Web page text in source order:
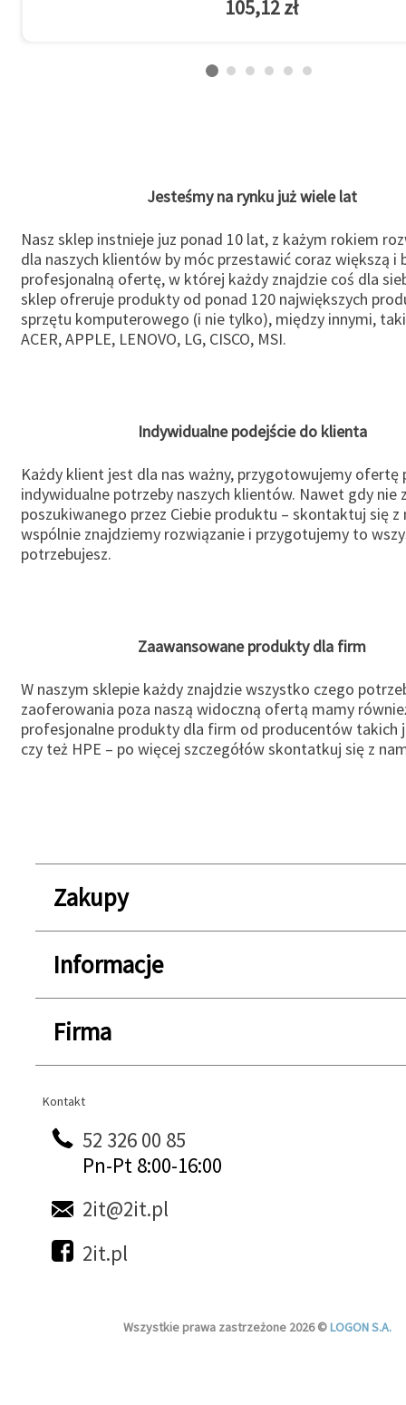
105,12 zł
Jesteśmy na rynku już wiele lat
Nasz sklep instnieje juz ponad 10 lat, z każym rokiem
dla naszych klientów by móc przestawić coraz większą i
profesjonalną ofertę, w której każdy znajdzie coś dla
sklep ofreruje produkty od ponad 120 największych
sprzętu komputerowego (i nie tylko), między innymi,
ACER, APPLE, LENOVO, LG, CISCO, MSI.
Indywidualne podejście do klienta
Każdy klient jest dla nas ważny, przygotowujemy ofertę
indywidualne potrzeby naszych klientów. Nawet gdy nie
poszukiwanego przez Ciebie produktu – skontaktuj się z
wspólnie znajdziemy rozwiązanie i przygotujemy to
potrzebujesz.
Zaawansowane produkty dla firm
W naszym sklepie każdy znajdzie wszystko czego
zaoferowania poza naszą widoczną ofertą mamy
profesjonalne produkty dla firm od producentów takich
czy też HPE – po więcej szczegółów skontatkuj się z
Zakupy
Informacje
Firma
Kontakt
Kontakt
52 326 00 85
Pn-Pt 8:00-16:00
2it@2it.pl
2it.pl
Wszystkie prawa zastrzeżone 2026 ©LOGON S.A.